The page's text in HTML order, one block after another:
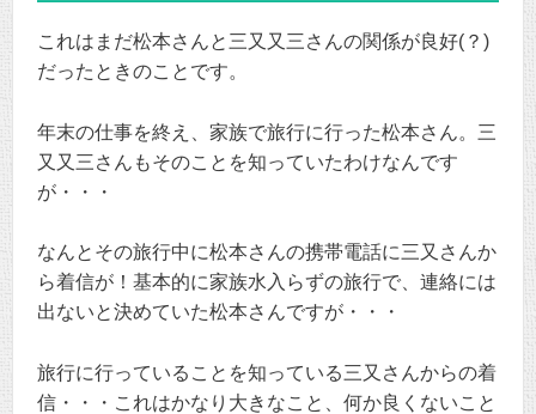
これはまだ松本さんと三又又三さんの関係が良好(？)
だったときのことです。
年末の仕事を終え、家族で旅行に行った松本さん。三
又又三さんもそのことを知っていたわけなんです
が・・・
なんとその旅行中に松本さんの携帯電話に三又さんか
ら着信が！基本的に家族水入らずの旅行で、連絡には
出ないと決めていた松本さんですが・・・
旅行に行っていることを知っている三又さんからの着
信・・・これはかなり大きなこと、何か良くないこと